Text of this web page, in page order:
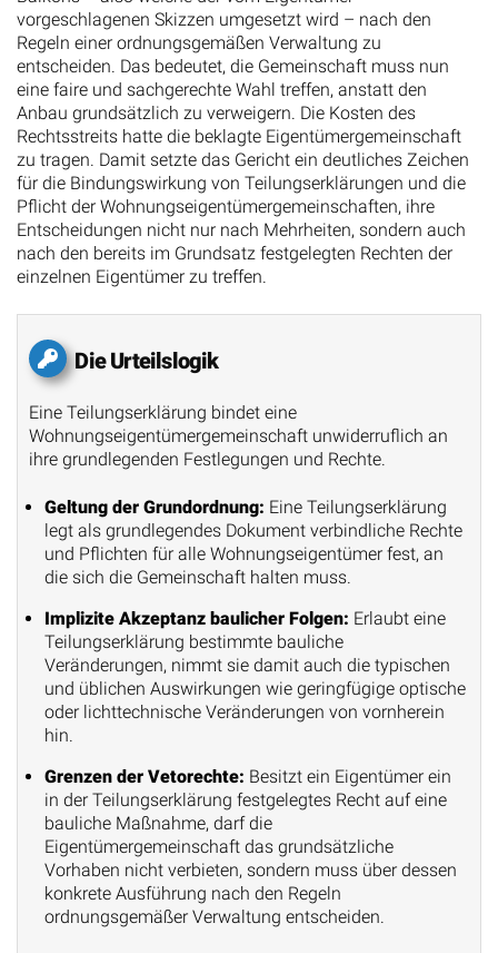
vorgeschlagenen Skizzen umgesetzt wird – nach den
Regeln einer ordnungsgemäßen Verwaltung zu
entscheiden. Das bedeutet, die Gemeinschaft muss nun
eine faire und sachgerechte Wahl treffen, anstatt den
Anbau grundsätzlich zu verweigern. Die Kosten des
Rechtsstreits hatte die beklagte Eigentümergemeinschaft
zu tragen. Damit setzte das Gericht ein deutliches Zeichen
für die Bindungswirkung von Teilungserklärungen und die
Pflicht der Wohnungseigentümergemeinschaften, ihre
Entscheidungen nicht nur nach Mehrheiten, sondern auch
nach den bereits im Grundsatz festgelegten Rechten der
einzelnen Eigentümer zu treffen.
Die Urteilslogik
Eine Teilungserklärung bindet eine
Wohnungseigentümergemeinschaft unwiderruflich an
ihre grundlegenden Festlegungen und Rechte.
Geltung der Grundordnung: Eine Teilungserklärung
legt als grundlegendes Dokument verbindliche Rechte
und Pflichten für alle Wohnungseigentümer fest, an
die sich die Gemeinschaft halten muss.
Implizite Akzeptanz baulicher Folgen: Erlaubt eine
Teilungserklärung bestimmte bauliche
Veränderungen, nimmt sie damit auch die typischen
und üblichen Auswirkungen wie geringfügige optische
oder lichttechnische Veränderungen von vornherein
hin.
Grenzen der Vetorechte: Besitzt ein Eigentümer ein
in der Teilungserklärung festgelegtes Recht auf eine
bauliche Maßnahme, darf die
Eigentümergemeinschaft das grundsätzliche
Vorhaben nicht verbieten, sondern muss über dessen
konkrete Ausführung nach den Regeln
ordnungsgemäßer Verwaltung entscheiden.